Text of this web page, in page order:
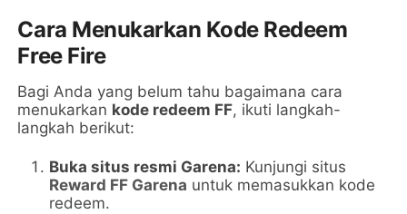
Cara Menukarkan Kode Redeem
Free Fire
Bagi Anda yang belum tahu bagaimana cara
menukarkan kode redeem FF, ikuti langkah-
langkah berikut:
Buka situs resmi Garena: Kunjungi situs
Reward FF Garena untuk memasukkan kode
redeem.